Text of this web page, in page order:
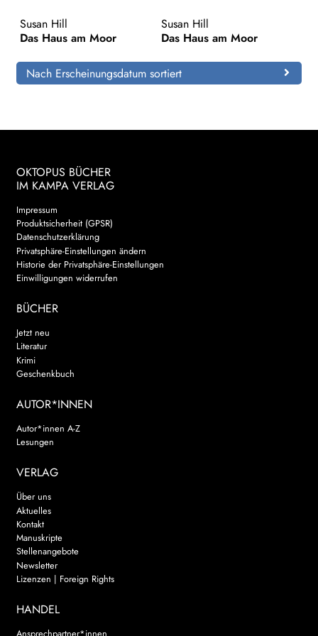
Susan Hill
Das Haus am Moor
Susan Hill
Das Haus am Moor
Nach Erscheinungsdatum sortiert
OKTOPUS BÜCHER
IM KAMPA VERLAG
Impressum
Produktsicherheit (GPSR)
Datenschutzerklärung
Privatsphäre-Einstellungen ändern
Historie der Privatsphäre-Einstellungen
Einwilligungen widerrufen
BÜCHER
Jetzt neu
Literatur
Krimi
Geschenkbuch
AUTOR*INNEN
Autor*innen A-Z
Lesungen
VERLAG
Über uns
Aktuelles
Kontakt
Manuskripte
Stellenangebote
Newsletter
Lizenzen | Foreign Rights
HANDEL